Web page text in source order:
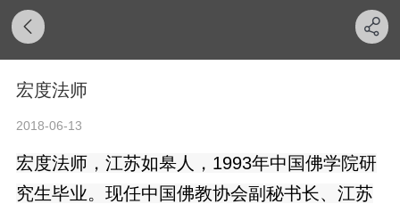
宏度法师
2018-06-13
宏度法师，江苏如皋人，1993年中国佛学院研
究生毕业。现任中国佛教协会副秘书长、江苏